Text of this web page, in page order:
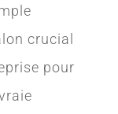
crucial
pour